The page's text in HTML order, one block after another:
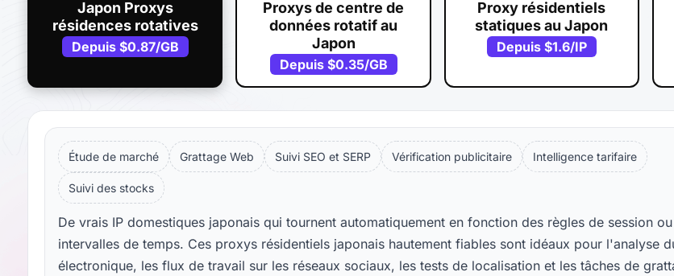
Japon Proxys
résidences rotatives
Depuis $0.87/GB
Proxys de centre de
données rotatif au
Japon
Depuis $0.35/GB
Proxy résidentiels
statiques au Japon
Depuis $1.6/IP
Étude de marché Grattage Web Suivi SEO et SERP Vérification publicitaire Intelligence tarifaire
Suivi des stocks
De vrais IP domestiques japonais qui tournent automatiquement en fonction des règles de session
intervalles de temps. Ces proxys résidentiels japonais hautement fiables sont idéaux pour l'analyse
électronique, les flux de travail sur les réseaux sociaux, les tests de localisation et les tâches de